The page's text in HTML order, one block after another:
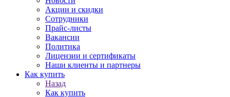
Акции и скидки
Сотрудники
Прайс-листы
Вакансии
Политика
Лицензии и сертификаты
Наши клиенты и партнеры
Как купить
Назад
Как купить